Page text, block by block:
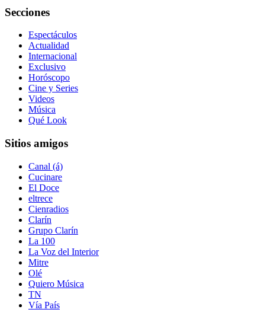
Secciones
Espectáculos
Actualidad
Internacional
Exclusivo
Horóscopo
Cine y Series
Videos
Música
Qué Look
Sitios amigos
Canal (á)
Cucinare
El Doce
eltrece
Cienradios
Clarín
Grupo Clarín
La 100
La Voz del Interior
Mitre
Olé
Quiero Música
TN
Vía País